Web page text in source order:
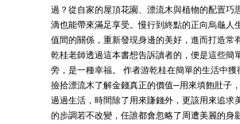
過？從自家的屋頂花園、漂流木與植物的配置巧
滴也能帶來滿足享受。慢行到終點的正向烏龜人
值間的關係，重新發現身邊的美好，進而打造常
乾桂老師透過這本書想告訴讀者的，便是這些簡
旁，是一種幸福。 作者游乾桂在簡單的生活中獲
撿拾漂流木了解金錢真正的價值─用來填飽肚子
過過生活，時間除了用來賺錢外，更該用來追求
的步調若不改變，任誰都會忽略了周遭美麗的身